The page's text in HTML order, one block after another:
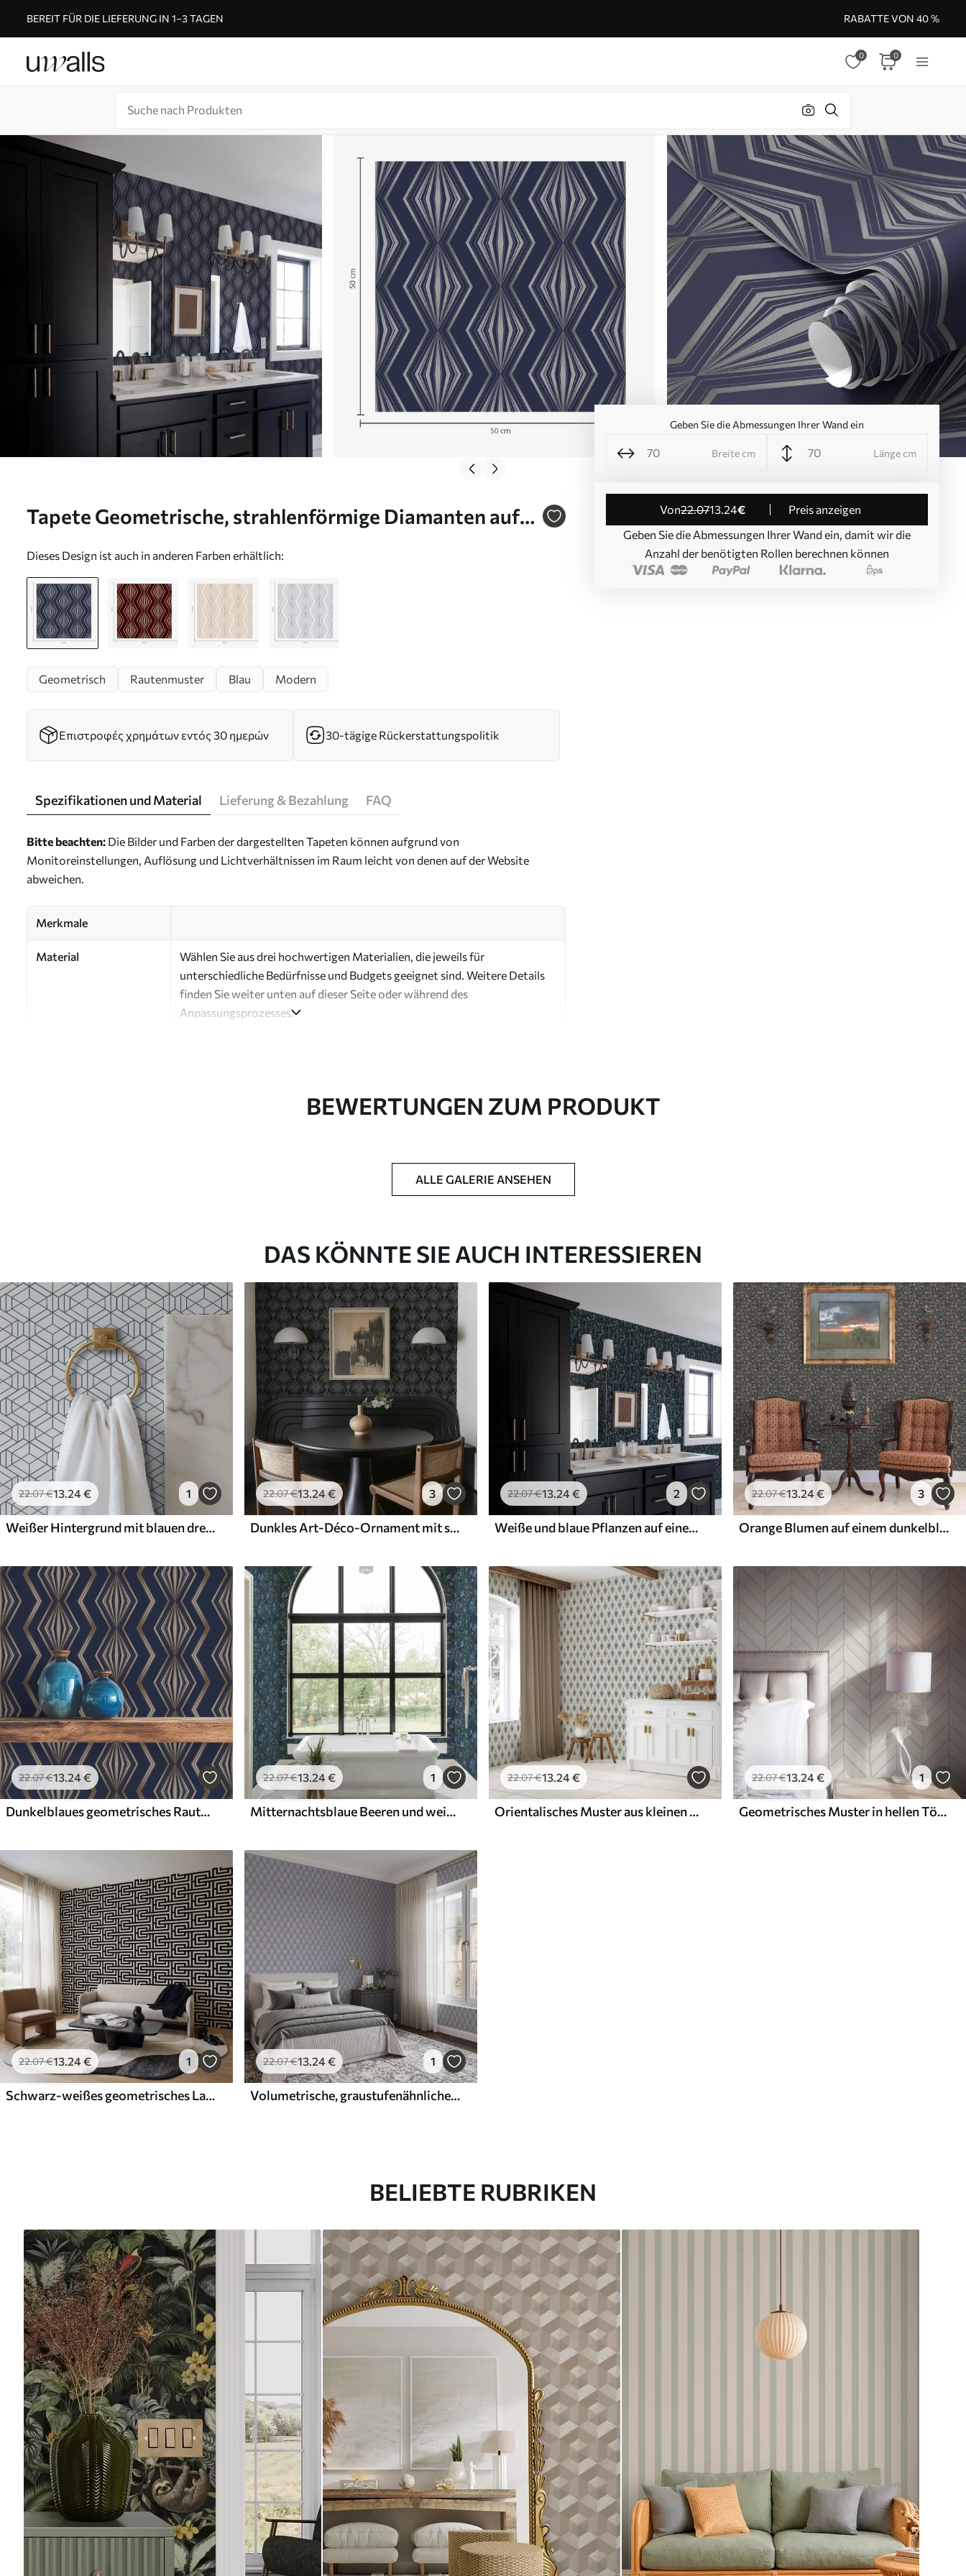
BEREIT FÜR DIE LIEFERUNG IN 1–3 TAGEN RABATTE VON 40 %
0 0
Tapete Geometrische, strahlenförmige Diamanten auf
Dieses Design ist auch in anderen Farben erhältlich:
Geben Sie die Abmessungen Ihrer Wand ein
Breite cm Länge cm
von22.0713.24€
Preis anzeigen
Geben Sie die Abmessungen Ihrer Wand ein, damit wir die
Anzahl der benötigten Rollen berechnen können
Geometrisch Rautenmuster Blau Modern
Επιστροφές χρημάτων εντός 30 ημερών 30-tägige Rückerstattungspolitik
Spezifikationen und Material Lieferung & Bezahlung FAQ
Bitte beachten: Die Bilder und Farben der dargestellten Tapeten können aufgrund von
Monitoreinstellungen, Auflösung und Lichtverhältnissen im Raum leicht von denen auf der Website
abweichen.
Merkmale
Material
Wählen Sie aus drei hochwertigen Materialien, die jeweils für
unterschiedliche Bedürfnisse und Budgets geeignet sind. Weitere Details
finden Sie weiter unten auf dieser Seite oder während des
Anpassungsprozesses.
Erhältlich mit Lackbeschichtung und/oder Tapetenkleber.
Anwendung
Nahtlose Anwendung
Verfügbare Materialien
Standard
45.0027.00€/m²
Premium
.00 €/m²
Premium-Vinyl
65.0039.00€/m²
BEWERTUNGEN ZUM PRODUKT
ALLE GALERIE ANSEHEN
DAS KÖNNTE SIE AUCH INTERESSIEREN
22.07€13.24€ 1
Weißer Hintergrund mit blauen dreidimensionalen geometrischen Würfeln
22.07€13.24€ 3
Dunkles Art-Déco-Ornament mit stilisierten Pflanzen
22.07€13.24€ 2
Weiße und blaue Pflanzen auf einem dunklen Hintergrund
22.07€13.24€ 3
Orange Blumen auf einem dunkelblauen Hintergrund im Vintage-Stil
22.07€13.24€
Dunkelblaues geometrisches Rautenmuster
22.07€13.24€ 1
Mitternachtsblaue Beeren und weiße Blüten in dichtem Laub
22.07€13.24€
Orientalisches Muster aus kleinen Fliesen in einer Blau-Sand-Farbpalette
22.07€13.24€ 1
Geometrisches Muster in hellen Tönen mit Linien
22.07€13.24€ 1
Schwarz-weißes geometrisches Labyrinthmuster
22.07€13.24€ 1
Volumetrische, graustufenähnliche Bögen mit sanftem Farbverlauf
BELIEBTE RUBRIKEN